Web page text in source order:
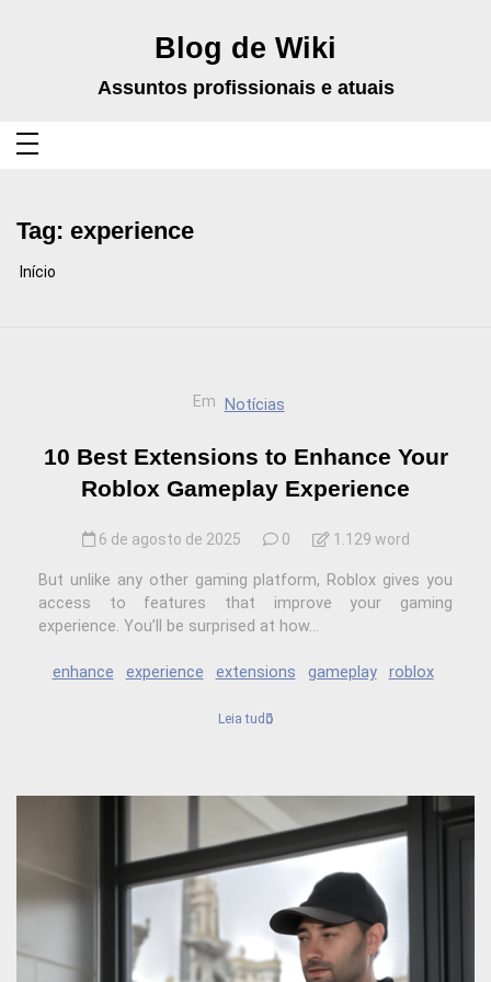
Blog de Wiki
Assuntos profissionais e atuais
Tag: experience
Início
Em Notícias
10 Best Extensions to Enhance Your
Roblox Gameplay Experience
6 de agosto de 2025 0 1.129 word
But unlike any other gaming platform, Roblox gives you
access to features that improve your gaming
experience. You’ll be surprised at how...
enhance experience extensions gameplay roblox
Leia tudo